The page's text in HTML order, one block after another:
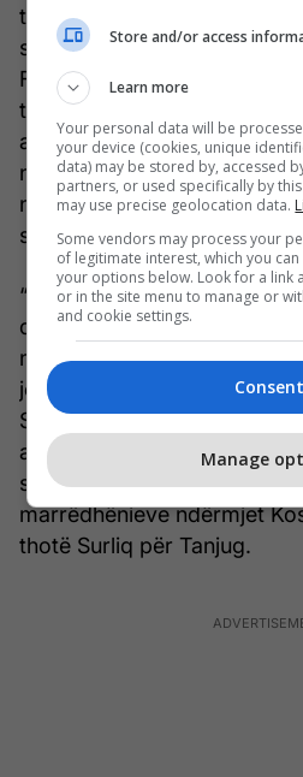
tregohet se Amerika ofron
se sa ofrojnë rusët dhe
Fakultetin e Shkencave
thekson se detyra e
amerikan do të jetë të
ndikimit të Rusisë dhe
nëse është një kërcënim për
së jashtme të Uashingtonit.
“Me forcën e personalitetit
do të dërgojë mesazhe të
në Beograd, Prishtinë dhe
jetë ‘sytë dhe veshët’ e
Supozoj se ky është fundi i
ai ka një ambicie personale
sukses të caktuar, e ai
marrëdhënieve ndërmjet
thotë Surliq për Tanjug.
Store and/or access
Learn more
Your personal data will be
your device (cookies, unique
data) may be stored by, accessed
partners, or used specifically by
may use precise geolocation data.
Some vendors may process your
of legitimate interest, which you
your options below. Look for a link
or in the site menu to manage or
and cookie settings.
Consent
Manage